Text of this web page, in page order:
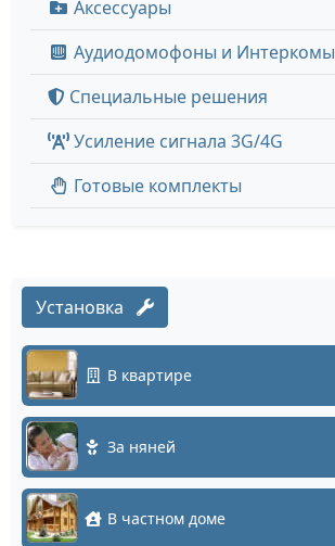
Аксессуары
Аудиодомофоны и Интеркомы
Специальные решения
Усиление сигнала 3G/4G
Готовые комплекты
Установка
В квартире
За няней
В частном доме